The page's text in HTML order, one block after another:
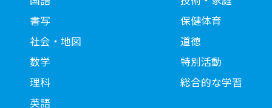
書写
社会・地図
数学
理科
英語
保健体育
道徳
特別活動
総合的な学習